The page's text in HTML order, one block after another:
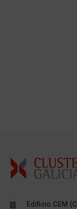
Edificio CEM